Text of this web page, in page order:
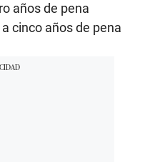
años de pena
cinco años de pena